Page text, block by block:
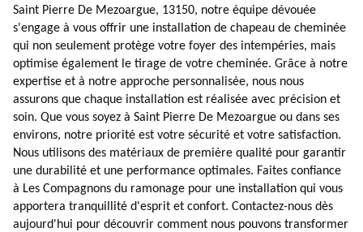
Saint Pierre De Mezoargue, 13150, notre équipe dévouée
s'engage à vous offrir une installation de chapeau de cheminée
qui non seulement protège votre foyer des intempéries, mais
optimise également le tirage de votre cheminée. Grâce à notre
expertise et à notre approche personnalisée, nous nous
assurons que chaque installation est réalisée avec précision et
soin. Que vous soyez à Saint Pierre De Mezoargue ou dans ses
environs, notre priorité est votre sécurité et votre satisfaction.
Nous utilisons des matériaux de première qualité pour garantir
une durabilité et une performance optimales. Faites confiance
à Les Compagnons du ramonage pour une installation qui vous
apportera tranquillité d'esprit et confort. Contactez-nous dès
aujourd'hui pour découvrir comment nous pouvons transformer